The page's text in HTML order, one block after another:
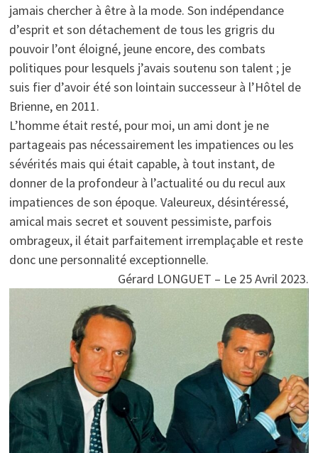
jamais chercher à être à la mode. Son indépendance
d’esprit et son détachement de tous les grigris du
pouvoir l’ont éloigné, jeune encore, des combats
politiques pour lesquels j’avais soutenu son talent ; je
suis fier d’avoir été son lointain successeur à l’Hôtel de
Brienne, en 2011.
L’homme était resté, pour moi, un ami dont je ne
partageais pas nécessairement les impatiences ou les
sévérités mais qui était capable, à tout instant, de
donner de la profondeur à l’actualité ou du recul aux
impatiences de son époque. Valeureux, désintéressé,
amical mais secret et souvent pessimiste, parfois
ombrageux, il était parfaitement irremplaçable et reste
donc une personnalité exceptionnelle.
Gérard LONGUET – Le 25 Avril 2023.